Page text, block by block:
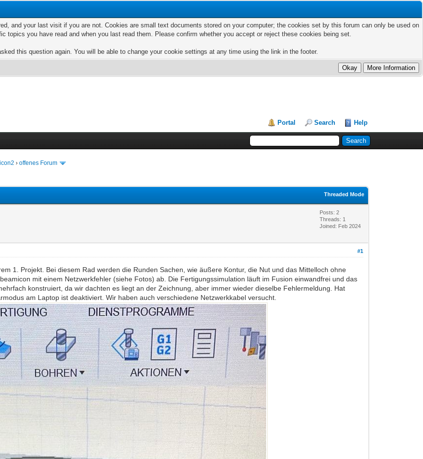
and your last visit if you are not. Cookies are small text documents stored on your computer; the cookies set by this forum can only be used on
you have read and when you last read them. Please confirm whether you accept or reject these cookies being set.
this question again. You will be able to change your cookie settings at any time using the link in the footer.
Portal Search Help
›offenes Forum
Threaded Mode
Posts: 2
Threads: 1
Joined: Feb 2024
#1
1. Projekt. Bei diesem Rad werden die Runden Sachen, wie äußere Kontur, die Nut und das Mittelloch ohne
mit einem Netzwerkfehler (siehe Fotos) ab. Die Fertigungssimulation läuft im Fusion einwandfrei und das
konstruiert, da wir dachten es liegt an der Zeichnung, aber immer wieder dieselbe Fehlermeldung. Hat
am Laptop ist deaktiviert. Wir haben auch verschiedene Netzwerkkabel versucht.